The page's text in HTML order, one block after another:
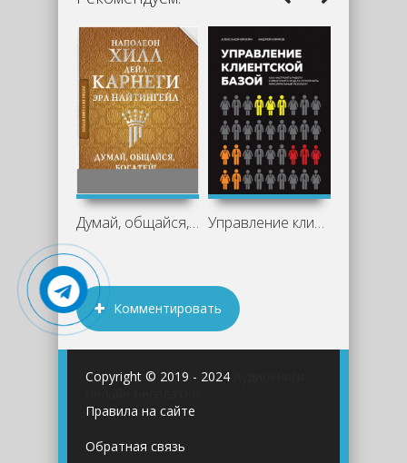
Думай, общайся, богатей! 6 бестселлеров Управление клиентской базой. Как
Комментировать
Copyright © 2019 - 2024
Правила на сайте
Обратная связь